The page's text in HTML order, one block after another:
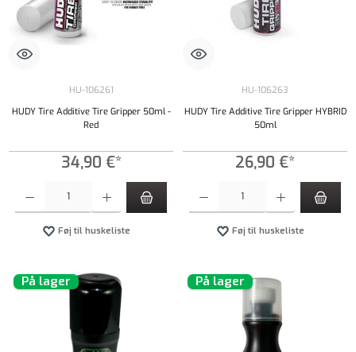
HU-106261
HUDY Tire Additive Tire Gripper 50ml -
Red
34,90 €*
Føj til huskeliste
HU-106263
HUDY Tire Additive Tire Gripper HYBRID
50ml
26,90 €*
Føj til huskeliste
På lager På lager